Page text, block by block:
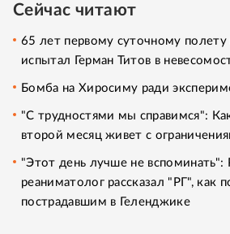
Сейчас читают
65 лет первому суточному полету
испытал Герман Титов в
Бомба на Хиросиму ради
"С трудностями мы справимся":
второй месяц живет с
"Этот день лучше не вспоминать":
реаниматолог рассказал "РГ", как
пострадавшим в Геленджике